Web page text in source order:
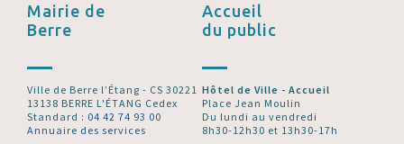
Mairie de
Berre
Ville de Berre l’Étang - CS 30221
13138 BERRE L'ÉTANG Cedex
Standard : 04 42 74 93 00
Annuaire des services
Accueil
du public
Hôtel de Ville - Accueil
Place Jean Moulin
Du lundi au vendredi
8h30-12h30 et 13h30-17h